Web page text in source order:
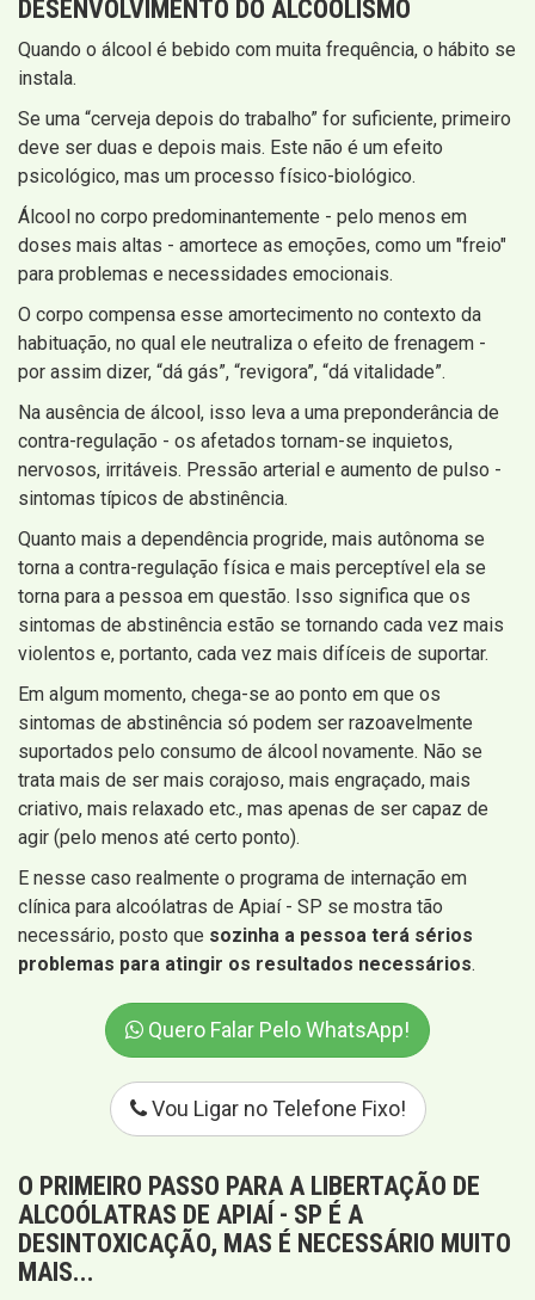
DESENVOLVIMENTO DO ALCOOLISMO
Quando o álcool é bebido com muita frequência, o hábito se
instala.
Se uma “cerveja depois do trabalho” for suficiente, primeiro
deve ser duas e depois mais. Este não é um efeito
psicológico, mas um processo físico-biológico.
Álcool no corpo predominantemente - pelo menos em
doses mais altas - amortece as emoções, como um "freio"
para problemas e necessidades emocionais.
O corpo compensa esse amortecimento no contexto da
habituação, no qual ele neutraliza o efeito de frenagem -
por assim dizer, “dá gás”, “revigora”, “dá vitalidade”.
Na ausência de álcool, isso leva a uma preponderância de
contra-regulação - os afetados tornam-se inquietos,
nervosos, irritáveis. Pressão arterial e aumento de pulso -
sintomas típicos de abstinência.
Quanto mais a dependência progride, mais autônoma se
torna a contra-regulação física e mais perceptível ela se
torna para a pessoa em questão. Isso significa que os
sintomas de abstinência estão se tornando cada vez mais
violentos e, portanto, cada vez mais difíceis de suportar.
Em algum momento, chega-se ao ponto em que os
sintomas de abstinência só podem ser razoavelmente
suportados pelo consumo de álcool novamente. Não se
trata mais de ser mais corajoso, mais engraçado, mais
criativo, mais relaxado etc., mas apenas de ser capaz de
agir (pelo menos até certo ponto).
E nesse caso realmente o programa de internação em
clínica para alcoólatras de Apiaí - SP se mostra tão
necessário, posto que sozinha a pessoa terá sérios
problemas para atingir os resultados necessários.
Quero Falar Pelo WhatsApp!
Vou Ligar no Telefone Fixo!
O PRIMEIRO PASSO PARA A LIBERTAÇÃO DE
ALCOÓLATRAS DE APIAÍ - SP É A
DESINTOXICAÇÃO, MAS É NECESSÁRIO MUITO
MAIS...